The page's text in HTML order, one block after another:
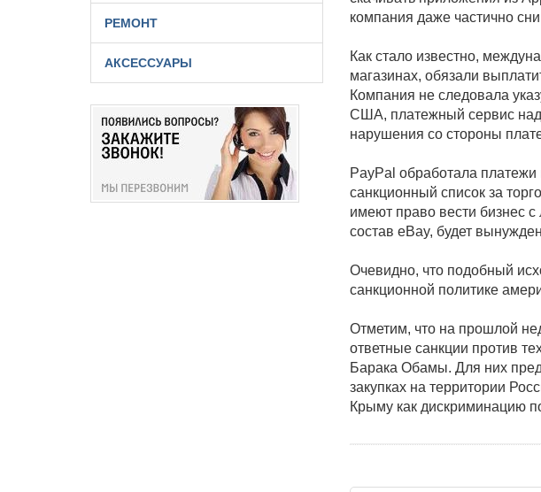
компания даже частично
Как стало известно,
магазинах, обязали
Компания не следовала
США, платежный сервис
нарушения со стороны
PayPal обработала
санкционный список за
имеют право вести бизнес
состав eBay, будет
Очевидно, что подобный
санкционной политике
Отметим, что на прошлой
ответные санкции против
Барака Обамы. Для них
закупках на территории
Крыму как дискриминацию
РЕМОНТ
АКСЕССУАРЫ